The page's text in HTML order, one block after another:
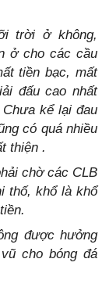
trời ở không,
ở cho các cầu
tiền bạc, mất
đấu cao nhất
kể lại đau
có quá nhiều
thiện .
chờ các CLB
thố, khổ là khổ
được hưởng
cho bóng đá